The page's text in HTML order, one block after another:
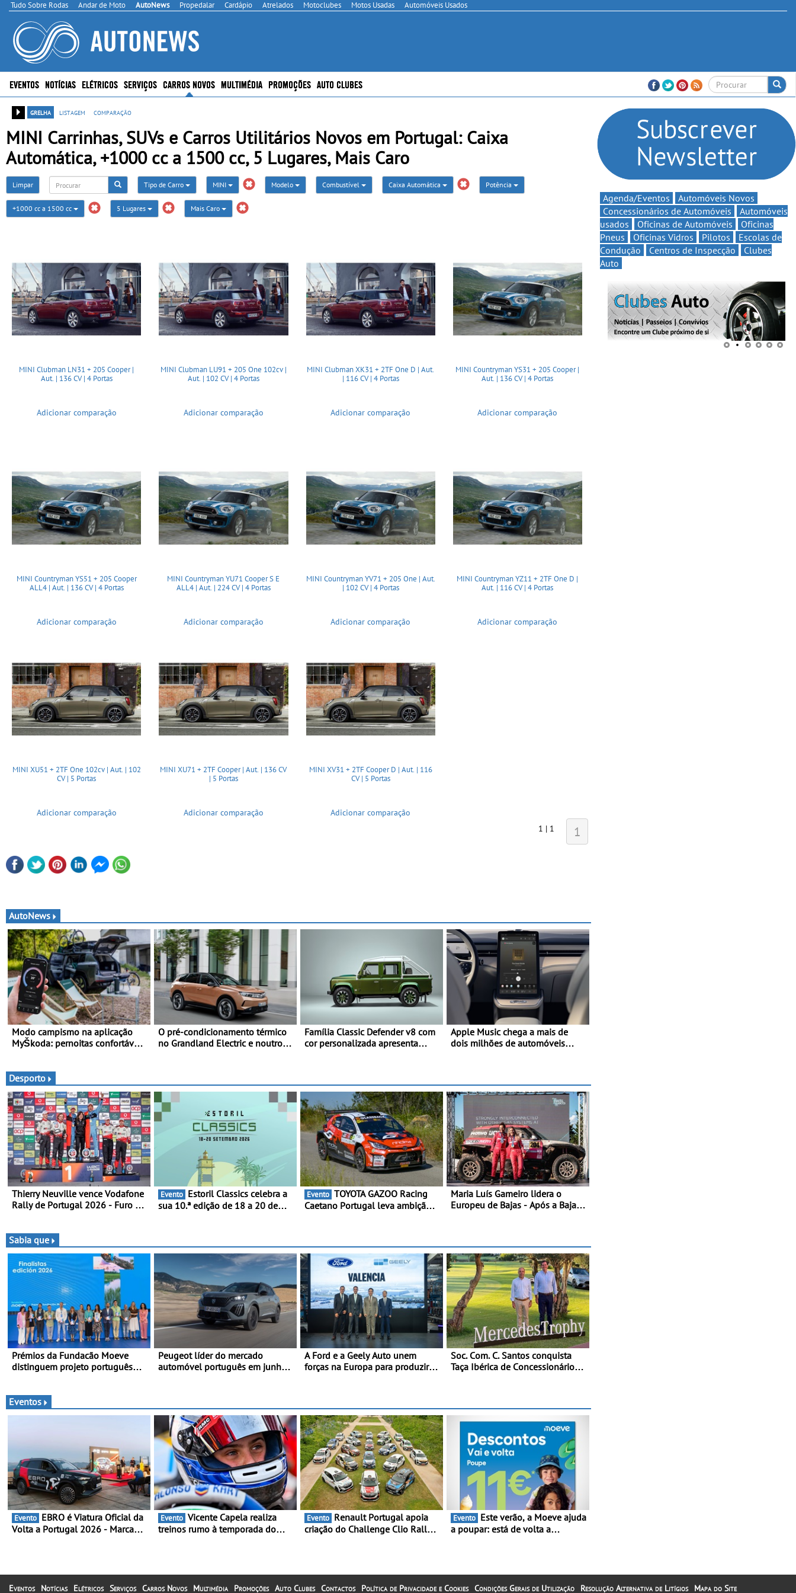
Tudo Sobre Rodas Andar de Moto AutoNews Propedalar Cardápio Atrelados Motoclubes Motos Usadas Automóveis Usados
EVENTOS NOTÍCIAS ELÉTRICOS SERVIÇOS CARROS NOVOS MULTIMÉDIA PROMOÇÕES AUTO CLUBES
grelha listagem comparação
MINI Carrinhas, SUVs e Carros Utilitários Novos em Portugal: Caixa
Automática, +1000 cc a 1500 cc, 5 Lugares, Mais Caro
Limpar Tipo de Carro MINI Modelo Combustível Caixa Automática Potência
+1000 cc a 1500 cc 5 Lugares Mais Caro
MINI Clubman LN31 + 205 Cooper |
Aut. | 136 CV | 4 Portas
Adicionar comparação
MINI Clubman LU91 + 205 One 102cv |
Aut. | 102 CV | 4 Portas
Adicionar comparação
MINI Clubman XK31 + 2TF One D | Aut.
| 116 CV | 4 Portas
Adicionar comparação
MINI Countryman YS31 + 205 Cooper |
Aut. | 136 CV | 4 Portas
Adicionar comparação
MINI Countryman YS51 + 205 Cooper
ALL4 | Aut. | 136 CV | 4 Portas
Adicionar comparação
MINI Countryman YU71 Cooper S E
ALL4 | Aut. | 224 CV | 4 Portas
Adicionar comparação
MINI Countryman YV71 + 205 One | Aut.
| 102 CV | 4 Portas
Adicionar comparação
MINI Countryman YZ11 + 2TF One D |
Aut. | 116 CV | 4 Portas
Adicionar comparação
MINI XU51 + 2TF One 102cv | Aut. | 102
CV | 5 Portas
Adicionar comparação
MINI XU71 + 2TF Cooper | Aut. | 136 CV
| 5 Portas
Adicionar comparação
MINI XV31 + 2TF Cooper D | Aut. | 116
CV | 5 Portas
Adicionar comparação
1 | 1
1
AutoNews
Modo campismo na aplicação
MyŠkoda: pernoitas confortáveis
O pré-condicionamento térmico
no Grandland Electric e noutros
Família Classic Defender v8 com
cor personalizada apresenta
Apple Music chega a mais de
dois milhões de automóveis
Desporto
Thierry Neuville vence Vodafone
Rally de Portugal 2026 - Furo na
Evento
sua 10.ª edição de 18 a 20 de
Evento
Caetano Portugal leva ambição
Maria Luís Gameiro lidera o
Europeu de Bajas - Após a Baja
Sabia que
Prémios da Fundacão Moeve
distinguem projeto português
Peugeot líder do mercado
automóvel português em junho e
A Ford e a Geely Auto unem
forças na Europa para produzir
Soc. Com. C. Santos conquista
Taça Ibérica de Concessionários
Eventos
Evento
Volta a Portugal 2026 - Marca
energia às estradas de Portugal
Evento
treinos rumo à temporada do
entre 1 de Março e 6 de
Setembro
Evento
criação do Challenge Clio Rally5
Evento
a poupar: está de volta a
Agenda/Eventos
Automóveis Novos
Concessionários de Automóveis
Automóveis
usados
Oficinas de Automóveis
Oficinas
Pneus
Oficinas Vidros Pilotos
Escolas de
Condução
Centros de Inspecção
Clubes
Auto
Eventos Notícias Elétricos Serviços Carros Novos Multimédia Promoções Auto Clubes Contactos Política de Privacidade e Cookies Condições Gerais de Utilização Resolução Alternativa de Litígios Mapa do Site